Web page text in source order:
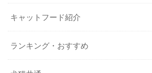
キャットフード紹介
ランキング・おすすめ